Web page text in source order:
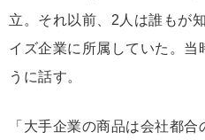
立。それ以前、2人は誰もが
イズ企業に所属していた。当
うに話す。
「大手企業の商品は会社都